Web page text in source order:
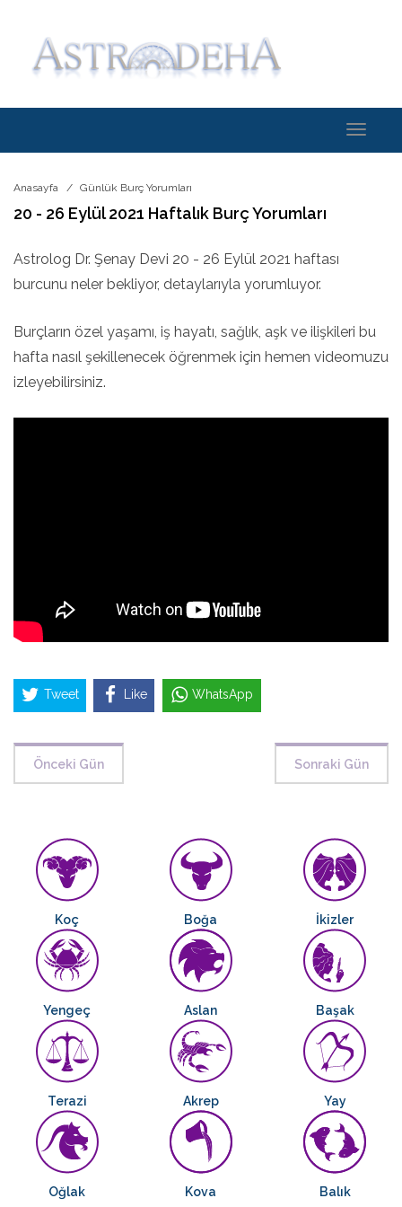
Toggle
Anasayfa Günlük Burç Yorumları
20 - 26 Eylül 2021 Haftalık Burç Yorumları
Astrolog Dr. Şenay Devi 20 - 26 Eylül 2021 haftası
burcunu neler bekliyor, detaylarıyla yorumluyor.
Burçların özel yaşamı, iş hayatı, sağlık, aşk ve ilişkileri bu
hafta nasıl şekillenecek öğrenmek için hemen videomuzu
izleyebilirsiniz.
Tweet Like WhatsApp
Önceki Gün Sonraki Gün
Koç Boğa İkizler
Yengeç Aslan Başak
Terazi Akrep Yay
Oğlak Kova Balık